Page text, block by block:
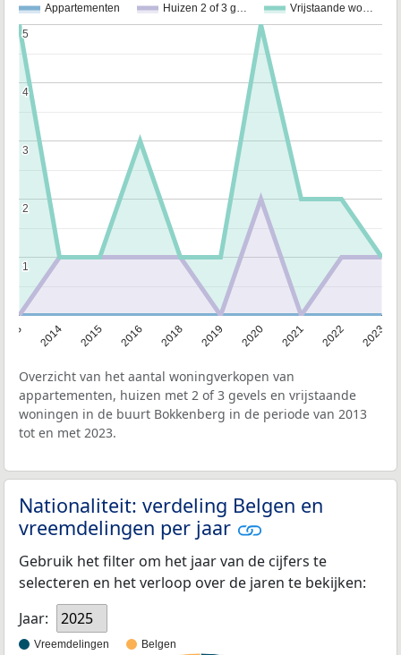
Appartementen Huizen 2 of 3 g… Vrijstaande wo…
2014 2015 2016 2018 2019 2020 2021 2022 2023
1
1
2
2
3
3
4
4
5
5
Overzicht van het aantal woningverkopen van
appartementen, huizen met 2 of 3 gevels en vrijstaande
woningen in de buurt Bokkenberg in de periode van 2013
tot en met 2023.
Nationaliteit: verdeling Belgen en
vreemdelingen per jaar
Gebruik het filter om het jaar van de cijfers te
selecteren en het verloop over de jaren te bekijken:
Jaar:
2025
Vreemdelingen Belgen